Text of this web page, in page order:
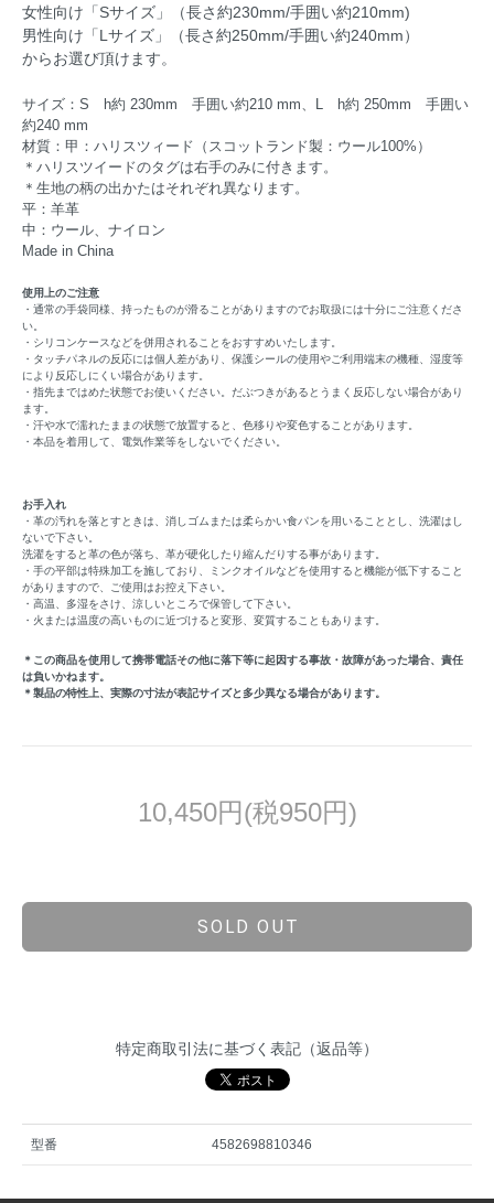
女性向け「Sサイズ」（長さ約230mm/手囲い約210mm)
男性向け「Lサイズ」（長さ約250mm/手囲い約240mm）
からお選び頂けます。
サイズ：S h約 230mm 手囲い約210 mm、L h約 250mm 手囲い
約240 mm
材質：甲：ハリスツィード（スコットランド製：ウール100%）
＊ハリスツイードのタグは右手のみに付きます。
＊生地の柄の出かたはそれぞれ異なります。
平：羊革
中：ウール、ナイロン
Made in China
使用上のご注意
・通常の手袋同様、持ったものが滑ることがありますのでお取扱には十分にご注意くださ
い。
・シリコンケースなどを併用されることをおすすめいたします。
・タッチパネルの反応には個人差があり、保護シールの使用やご利用端末の機種、湿度等
により反応しにくい場合があります。
・指先まではめた状態でお使いください。だぶつきがあるとうまく反応しない場合があり
ます。
・汗や水で濡れたままの状態で放置すると、色移りや変色することがあります。
・本品を着用して、電気作業等をしないでください。
お手入れ
・革の汚れを落とすときは、消しゴムまたは柔らかい食パンを用いることとし、洗濯はし
ないで下さい。
洗濯をすると革の色が落ち、革が硬化したり縮んだりする事があります。
・手の平部は特殊加工を施しており、ミンクオイルなどを使用すると機能が低下すること
がありますので、ご使用はお控え下さい。
・高温、多湿をさけ、涼しいところで保管して下さい。
・火または温度の高いものに近づけると変形、変質することもあります。
＊この商品を使用して携帯電話その他に落下等に起因する事故・故障があった場合、責任
は負いかねます。
＊製品の特性上、実際の寸法が表記サイズと多少異なる場合があります。
10,450円(税950円)
SOLD OUT
特定商取引法に基づく表記（返品等）
型番 4582698810346